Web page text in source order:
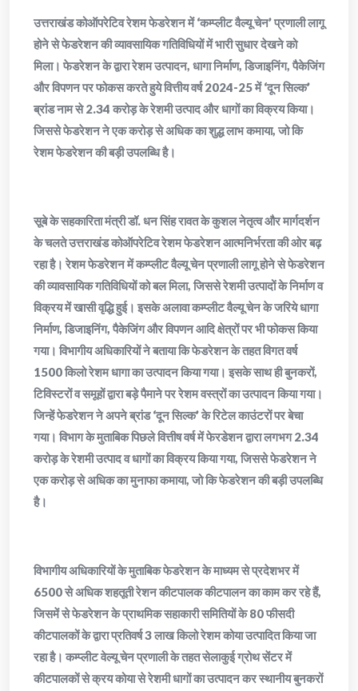
उत्तराखंड कोऑपरेटिव रेशम फेडरेशन में ‘कम्प्लीट वैल्यू चेन’ प्रणाली लागू
होने से फेडरेशन की व्यावसायिक गतिविधियों में भारी सुधार देखने को
मिला। फेडरेशन के द्वारा रेशम उत्पादन, धागा निर्माण, डिजाइनिंग, पैकेजिंग
और विपणन पर फोकस करते हुये वित्तीय वर्ष 2024-25 में ‘दून सिल्क’
ब्रांड नाम से 2.34 करोड़ के रेशमी उत्पाद और धागों का विक्रय किया।
जिससे फेडरेशन ने एक करोड़ से अधिक का शुद्ध लाभ कमाया, जो कि
रेशम फेडरेशन की बड़ी उपलब्धि है।
सूबे के सहकारिता मंत्री डॉ. धन सिंह रावत के कुशल नेतृत्व और मार्गदर्शन
के चलते उत्तराखंड कोऑपरेटिव रेशम फेडरेशन आत्मनिर्भरता की ओर बढ़
रहा है। रेशम फेडरेशन में कम्प्लीट वैल्यू चेन प्रणाली लागू होने से फेडरेशन
की व्यावसायिक गतिविधियों को बल मिला, जिससे रेशमी उत्पादों के निर्माण व
विक्रय में खासी वृद्धि हुई। इसके अलावा कम्प्लीट वैल्यू चेन के जरिये धागा
निर्माण, डिजाइनिंग, पैकेजिंग और विपणन आदि क्षेत्रों पर भी फोकस किया
गया। विभागीय अधिकारियों ने बताया कि फेडरेशन के तहत विगत वर्ष
1500 किलो रेशम धागा का उत्पादन किया गया। इसके साथ ही बुनकरों,
टिविस्टरों व समूहों द्वारा बड़े पैमाने पर रेशम वस्त्रों का उत्पादन किया गया।
जिन्हें फेडरेशन ने अपने ब्रांड ‘दून सिल्क’ के रिटेल काउंटरों पर बेचा
गया। विभाग के मुताबिक पिछले वित्तीष वर्ष में फेरडेशन द्वारा लगभग 2.34
करोड़ के रेशमी उत्पाद व धागों का विक्रय किया गया, जिससे फेडरेशन ने
एक करोड़ से अधिक का मुनाफा कमाया, जो कि फेडरेशन की बड़ी उपलब्धि
है।
विभागीय अधिकारियों के मुताबिक फेडरेशन के माध्यम से प्रदेशभर में
6500 से अधिक शहतूती रेशन कीटपालक कीटपालन का काम कर रहे हैं,
जिसमें से फेडरेशन के प्राथमिक सहाकारी समितियों के 80 फीसदी
कीटपालकों के द्वारा प्रतिवर्ष 3 लाख किलो रेशम कोया उत्पादित किया जा
रहा है। कम्प्लीट वेल्यू चेन प्रणाली के तहत सेलाकुई ग्रोथ सेंटर में
कीटपालकों से क्रय कोया से रेशमी धागों का उत्पादन कर स्थानीय बुनकरों